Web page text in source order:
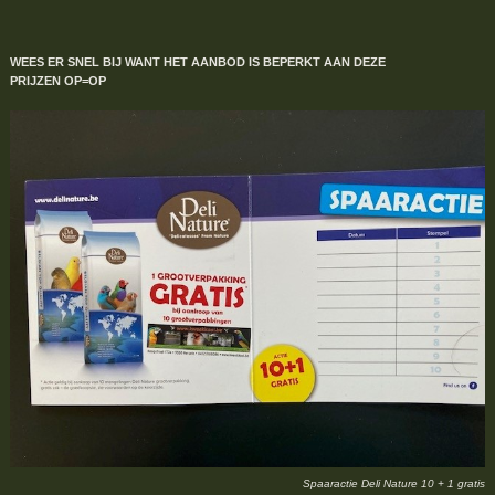
WEES ER SNEL BIJ WANT HET AANBOD IS BEPERKTAAN DEZE
PRIJZEN OP=OP
Spaaractie Deli Nature 10 + 1 gratis